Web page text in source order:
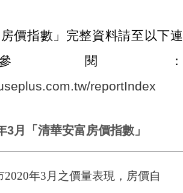
房價指數」完整資料請至以下連
閱：
reportIndex
3月「清華安富房價指數」
年3月之價量表現，房價自